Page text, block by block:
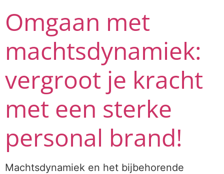
Omgaan met
machtsdynamiek:
vergroot je kracht
met een sterke
personal brand!
Machtsdynamiek en het bijbehorende